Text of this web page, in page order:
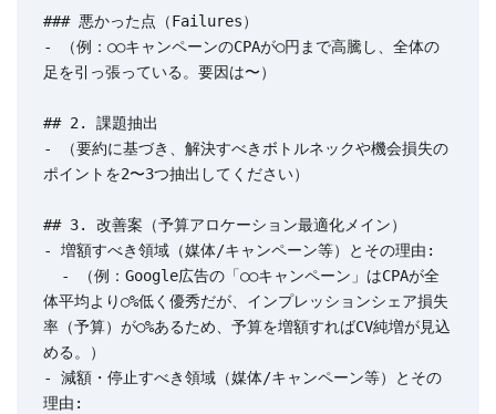
### 悪かった点（Failures）
- （例：○○キャンペーンのCPAが○円まで高騰し、全体の
足を引っ張っている。要因は〜）
## 2. 課題抽出
- （要約に基づき、解決すべきボトルネックや機会損失の
ポイントを2〜3つ抽出してください）
## 3. 改善案（予算アロケーション最適化メイン）
- 増額すべき領域（媒体/キャンペーン等）とその理由:
- （例：Google広告の「○○キャンペーン」はCPAが全
体平均より○%低く優秀だが、インプレッションシェア損失
率（予算）が○%あるため、予算を増額すればCV純増が見込
める。）
- 減額・停止すべき領域（媒体/キャンペーン等）とその
理由: